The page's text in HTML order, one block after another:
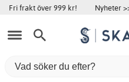
Fri frakt över 999 kr! Nyheter